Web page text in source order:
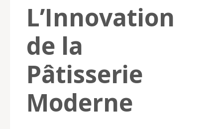
L’Innovation
de la
Pâtisserie
Moderne